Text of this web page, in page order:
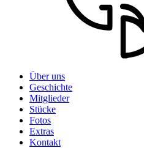
Über uns
Geschichte
Mitglieder
Stücke
Fotos
Extras
Kontakt